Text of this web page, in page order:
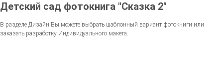
Детский сад фотокнига "Сказка 2"
В разделе Дизайн Вы можете выбрать шаблонный вариант фотокниги или
заказать разработку Индивидуального макета.